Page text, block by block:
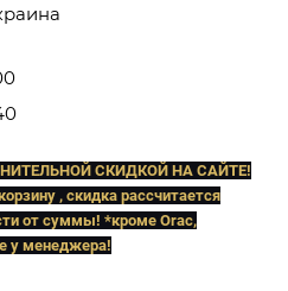
СКИДКОЙ НА САЙТЕ!
, скидка рассчитается
от суммы! *кроме Orac,
у менеджера!